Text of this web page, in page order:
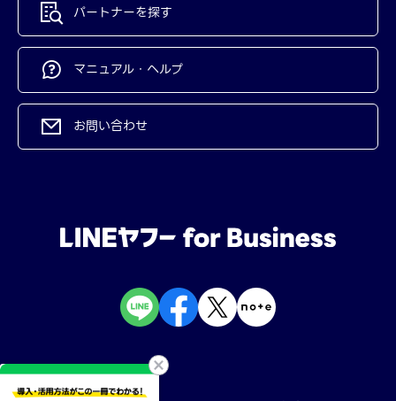
パートナーを探す
マニュアル・ヘルプ
お問い合わせ